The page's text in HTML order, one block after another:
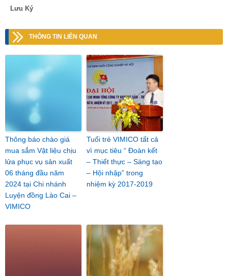
Lưu Ký
THÔNG TIN LIÊN QUAN
Thông báo chào giá
mua sắm Vật liệu chịu
lửa phục vụ sản xuất
06 tháng đầu năm
2024 tại Chi nhánh
Luyện đồng Lào Cai –
VIMICO
Tuổi trẻ VIMICO tất cả
vì mục tiêu “ Đoàn kết
– Thiết thực – Sáng tạo
– Hội nhập” trong
nhiệm kỳ 2017-2019